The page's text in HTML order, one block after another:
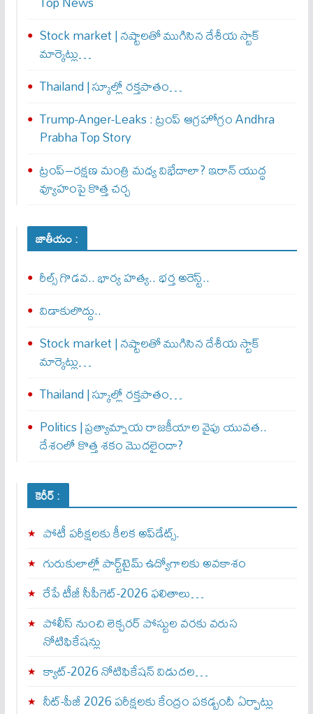
Stock market | నష్టాలతో ముగిసిన దేశీయ స్టాక్
మార్కెట్లు…
Thailand | స్కూల్లో రక్తపాతం…
Trump-Anger-Leaks : ట్రంప్ ఆగ్ర‌హోగ్రం Andhra
Prabha Top Story
ట్రంప్–రక్షణ మంత్రి మధ్య విభేదాలా? ఇరాన్ యుద్ధ
వ్యూహంపై కొత్త చర్చ
జాతీయం :
రీల్స్ గొడవ.. భార్య హత్య.. భర్త అరెస్ట్..
విడాకులొద్దు..
Stock market | నష్టాలతో ముగిసిన దేశీయ స్టాక్
మార్కెట్లు…
Thailand | స్కూల్లో రక్తపాతం…
Politics | ప్రత్యామ్నాయ రాజకీయాల వైపు యువత..
దేశంలో కొత్త శకం మొదలైందా?
కెరీర్ :
పోటీ పరీక్షలకు కీలక అప్‌డేట్స్.
గురుకులాల్లో పార్ట్‌టైమ్ ఉద్యోగాలకు అవకాశం
రేపే టీజీ సీపీగెట్‌-2026 ఫలితాలు…
పోలీస్ నుంచి లెక్చరర్ పోస్టుల వరకు వరుస
నోటిఫికేషన్లు
క్యాట్-2026 నోటిఫికేషన్ విడుదల…
నీట్-పీజీ 2026 పరీక్షలకు కేంద్రం పకడ్బందీ ఏర్పాట్లు